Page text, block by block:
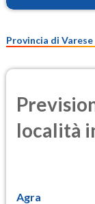
Provincia di Varese
località
Agra